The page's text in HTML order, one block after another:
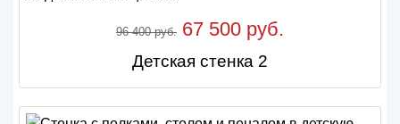
96 400 руб. 67 500 руб.
Детская стенка 2